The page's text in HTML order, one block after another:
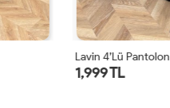
Lavin 4’lü Pantolon Takım Siyah